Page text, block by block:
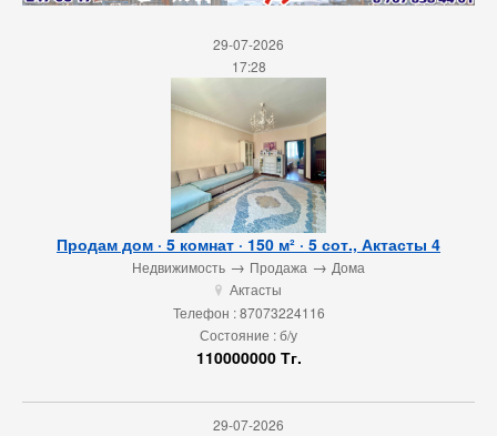
29-07-2026
17:28
Продам дом · 5 комнат · 150 м² · 5 сот., Актасты 4
Недвижимость → Продажа → Дома
u Актасты
Телефон : 87073224116
Состояние : б/у
110000000 Тг.
29-07-2026